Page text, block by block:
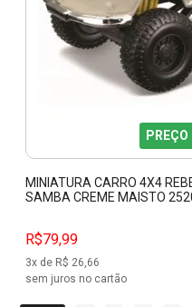
PREÇO
MINIATURA CARRO 4X4
SAMBA CREME MAISTO
R$79,99
3x de R$ 26,66
sem juros no cartão